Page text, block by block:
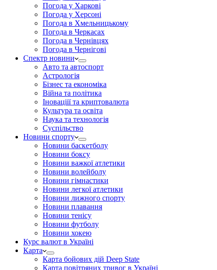
Погода у Харкові
Погода у Херсоні
Погода в Хмельницькому
Погода в Черкасах
Погода в Чернівцях
Погода в Чернігові
Спектр новини
Авто та автоспорт
Астрологія
Бізнес та економіка
Війна та політика
Іноваціії та криптовалюта
Культура та освіта
Наука та технологія
Суспільство
Новини спорту
Новини баскетболу
Новини боксу
Новини важкої атлетики
Новини волейболу
Новини гімнастики
Новини легкої атлетики
Новини лижного спорту
Новини плавання
Новини тенісу
Новини футболу
Новини хокею
Курс валют в Україні
Карта
Карта бойових дій Deep State
Карта повітряних тривог в Україні